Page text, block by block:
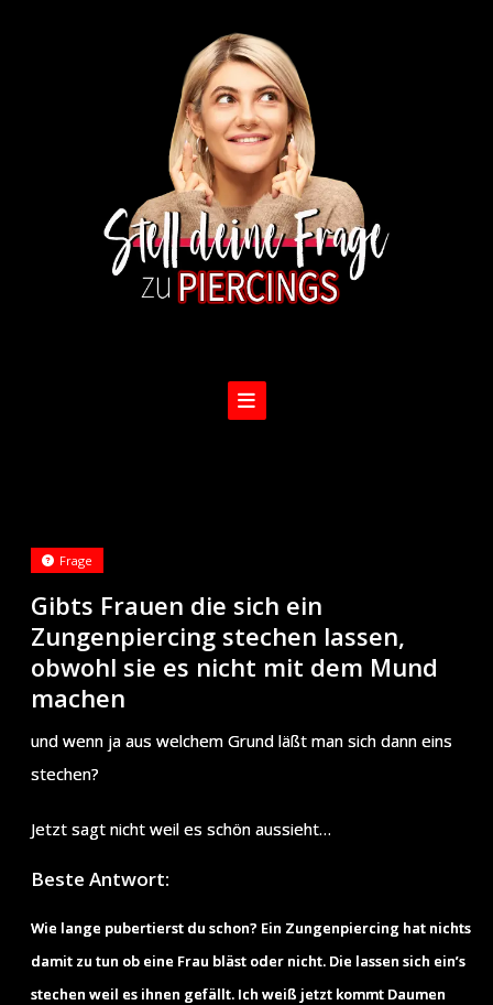
Gibts Frauen die sich ein
Zungenpiercing stechen lassen,
obwohl sie es nicht mit dem Mund
machen
Frage
und wenn ja aus welchem Grund läßt man sich dann eins
stechen?
Jetzt sagt nicht weil es schön aussieht…
Beste Antwort:
Wie lange pubertierst du schon? Ein Zungenpiercing hat nichts
damit zu tun ob eine Frau bläst oder nicht. Die lassen sich ein’s
stechen weil es ihnen gefällt. Ich weiß jetzt kommt Daumen